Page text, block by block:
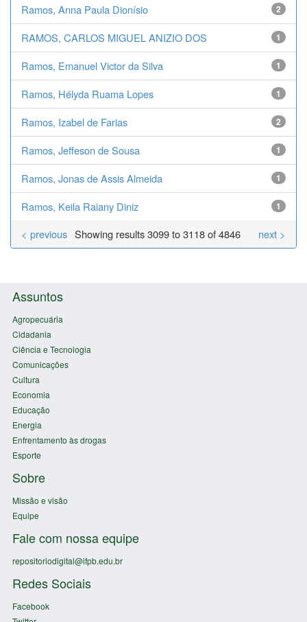
Ramos, Anna Paula Dionísio 2
RAMOS, CARLOS MIGUEL ANIZIO DOS 1
Ramos, Emanuel Victor da Silva 1
Ramos, Hélyda Ruama Lopes 1
Ramos, Izabel de Farias 2
Ramos, Jeffeson de Sousa 1
Ramos, Jonas de Assis Almeida 1
Ramos, Keila Raiany Diniz 1
Showing results 3099 to 3118 of 4846
< previous next >
Assuntos
Agropecuária
Cidadania
Ciência e Tecnologia
Comunicações
Cultura
Economia
Educação
Energia
Enfrentamento às drogas
Esporte
Sobre
Missão e visão
Equipe
Fale com nossa equipe
repositoriodigital@ifpb.edu.br
Redes Sociais
Facebook